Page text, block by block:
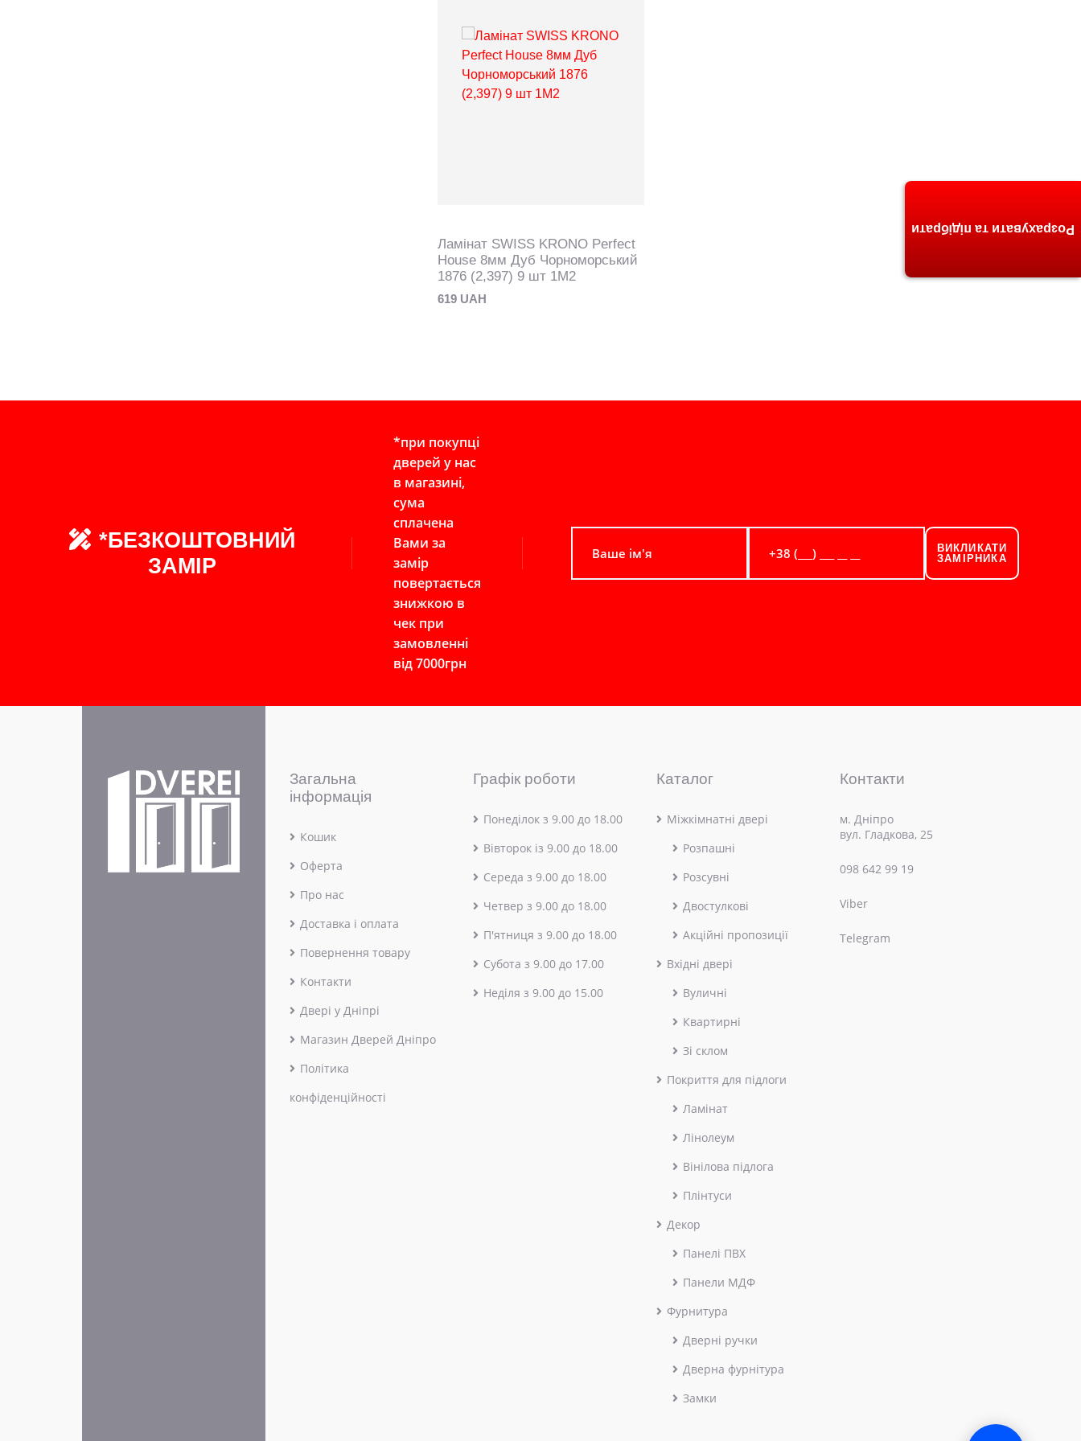
Ламінат SWISS KRONO Perfect
House 8мм Дуб Чорноморський
1876 (2,397) 9 шт 1M2
619 UAH
*БЕЗКОШТОВНИЙ
ЗАМІР
*при покупці
дверей у нас
в магазині,
сума
сплачена
Вами за
замір
повертається
знижкою в
чек при
замовленні
від 7000грн
ВИКЛИКАТИ
ЗАМІРНИКА
Загальна
інформація
Кошик
Оферта
Про нас
Доставка і оплата
Повернення товару
Контакти
Двері у Дніпрі
Магазин Дверей Дніпро
Політика
конфіденційності
Графік роботи
Понеділок з 9.00 до 18.00
Вівторок із 9.00 до 18.00
Середа з 9.00 до 18.00
Четвер з 9.00 до 18.00
П'ятниця з 9.00 до 18.00
Субота з 9.00 до 17.00
Неділя з 9.00 до 15.00
Каталог
Міжкімнатні двері
Розпашні
Розсувні
Двостулкові
Акційні пропозиції
Вхідні двері
Вуличні
Квартирні
Зі склом
Покриття для підлоги
Ламінат
Лінолеум
Вінілова підлога
Плінтуси
Декор
Панелі ПВХ
Панели МДФ
Фурнитура
Дверні ручки
Дверна фурнітура
Замки
Контакти
м. Дніпро
вул. Гладкова, 25
098 642 99 19
Viber
Telegram
Розрахувати та підібрати